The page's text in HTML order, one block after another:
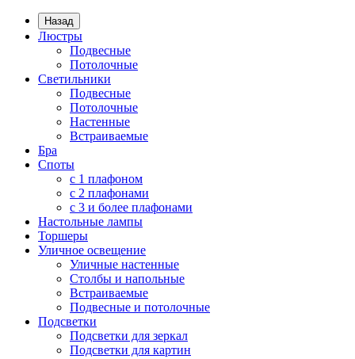
Назад
Люстры
Подвесные
Потолочные
Светильники
Подвесные
Потолочные
Настенные
Встраиваемые
Бра
Споты
с 1 плафоном
с 2 плафонами
с 3 и более плафонами
Настольные лампы
Торшеры
Уличное освещение
Уличные настенные
Столбы и напольные
Встраиваемые
Подвесные и потолочные
Подсветки
Подсветки для зеркал
Подсветки для картин